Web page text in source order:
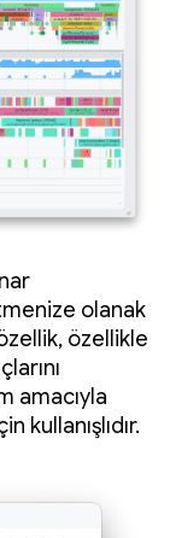
olanak
özellikle
amacıyla
kullanışlıdır.